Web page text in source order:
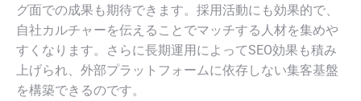
グ面での成果も期待できます。採用活動にも効果的で、
自社カルチャーを伝えることでマッチする人材を集めや
すくなります。さらに長期運用によってSEO効果も積み
上げられ、外部プラットフォームに依存しない集客基盤
を構築できるのです。